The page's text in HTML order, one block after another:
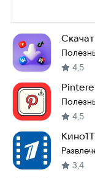
4,5
4,5
3,4